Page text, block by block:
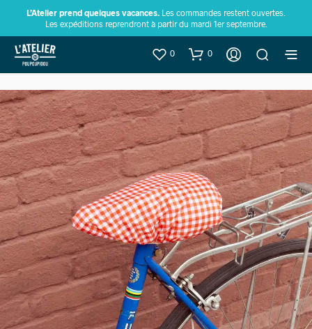
L’Atelier prend quelques vacances. Les commandes restent ouvertes.
Les expéditions reprendront à partir du mardi 1er septembre.
0 0